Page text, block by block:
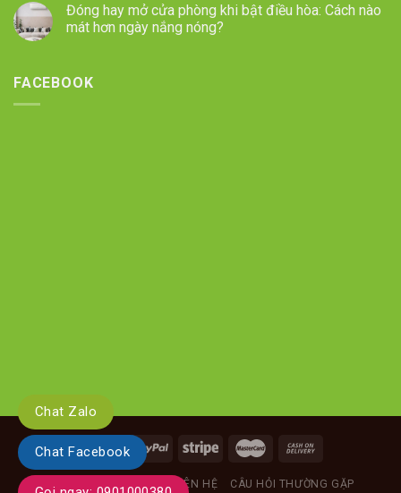
Đóng hay mở cửa phòng khi bật điều hòa: Cách nào
mát hơn ngày nắng nóng?
FACEBOOK
GIỚI THIỆU TIN TỨC LIÊN HỆ CÂU HỎI THƯỜNG GẶP
Chat Zalo
Chat Facebook